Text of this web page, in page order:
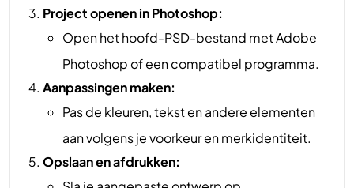
Project openen in Photoshop:
Open het hoofd-PSD-bestand met Adobe
Photoshop of een compatibel programma.
Aanpassingen maken:
Pas de kleuren, tekst en andere elementen
aan volgens je voorkeur en merkidentiteit.
Opslaan en afdrukken: